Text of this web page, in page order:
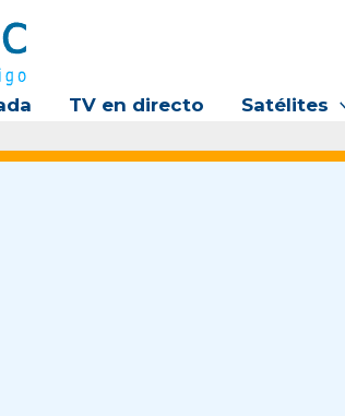
TV en directo Satélites